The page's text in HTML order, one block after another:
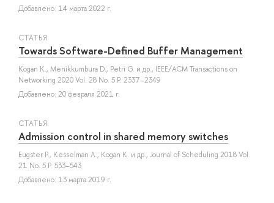
Добавлено: 14 марта 2022 г.
СТАТЬЯ
Towards Software-Defined Buffer Management
Kogan K., Menikkumbura D., Petri G. и др., IEEE/ACM Transactions on
Networking 2020 Vol. 28 No. 5 P. 2337–2349
Добавлено: 20 февраля 2021 г.
СТАТЬЯ
Admission control in shared memory switches
Eugster P., Kesselman A., Kogan K. и др., Journal of Scheduling 2018 Vol.
21 No. 5 P. 533–543
Добавлено: 13 марта 2019 г.